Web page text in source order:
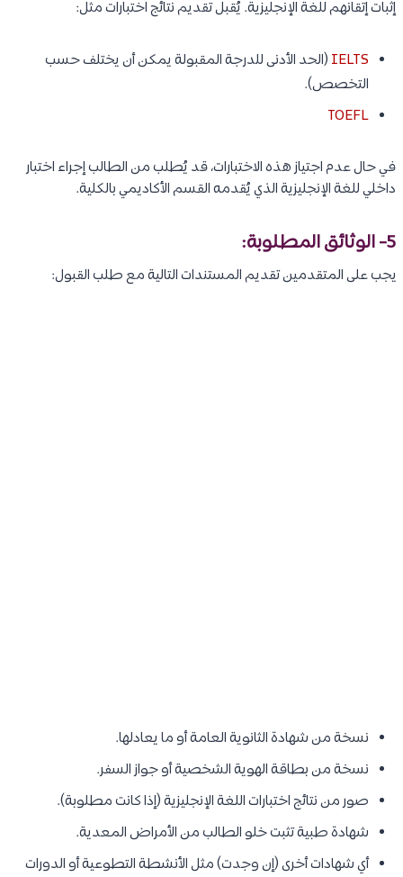
إثبات إتقانهم للغة الإنجليزية. يُقبل تقديم نتائج اختبارات مثل:
IELTS (الحد الأدنى للدرجة المقبولة يمكن أن يختلف حسب
التخصص).
TOEFL
في حال عدم اجتياز هذه الاختبارات، قد يُطلب من الطالب إجراء اختبار
داخلي للغة الإنجليزية الذي يُقدمه القسم الأكاديمي بالكلية.
5- الوثائق المطلوبة:
يجب على المتقدمين تقديم المستندات التالية مع طلب القبول:
نسخة من شهادة الثانوية العامة أو ما يعادلها.
نسخة من بطاقة الهوية الشخصية أو جواز السفر.
صور من نتائج اختبارات اللغة الإنجليزية (إذا كانت مطلوبة).
شهادة طبية تثبت خلو الطالب من الأمراض المعدية.
أي شهادات أخرى (إن وجدت) مثل الأنشطة التطوعية أو الدورات